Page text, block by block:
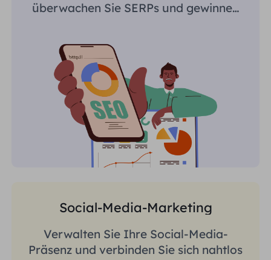
überwachen Sie SERPs und gewinnen
Social-Media-Marketing
Verwalten Sie Ihre Social-Media-
Präsenz und verbinden Sie sich nahtlos